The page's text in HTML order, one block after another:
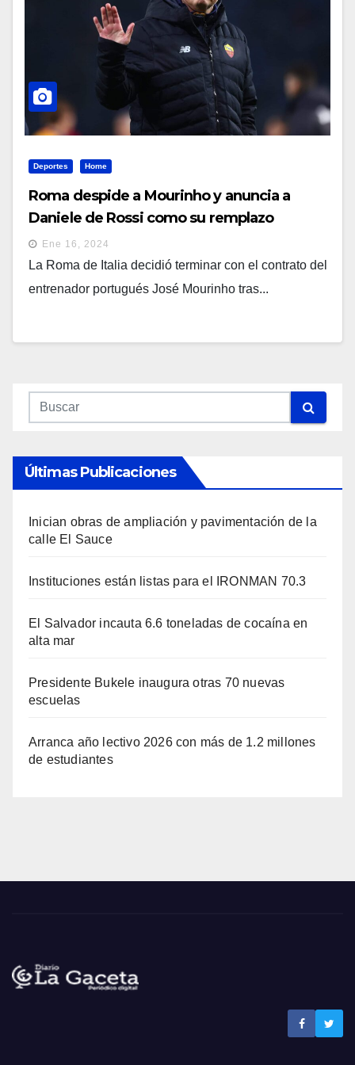
Deportes Home
Roma despide a Mourinho y anuncia a
Daniele de Rossi como su remplazo
Ene 16, 2024
La Roma de Italia decidió terminar con el contrato del
entrenador portugués José Mourinho tras...
Últimas Publicaciones
Inician obras de ampliación y pavimentación de la
calle El Sauce
Instituciones están listas para el IRONMAN 70.3
El Salvador incauta 6.6 toneladas de cocaína en
alta mar
Presidente Bukele inaugura otras 70 nuevas
escuelas
Arranca año lectivo 2026 con más de 1.2 millones
de estudiantes